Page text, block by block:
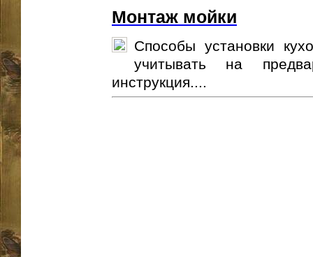
Монтаж мойки
Способы установки
учитывать на
инструкция....